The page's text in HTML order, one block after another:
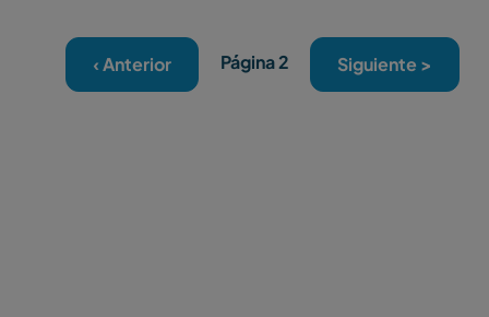
PaginaciónPágina anterior
‹ Anterior Página 2 Siguiente página
Siguiente >